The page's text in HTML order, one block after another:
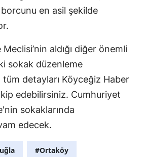
en asil şekilde
aldığı diğer önemli
sokak düzenleme
tüm detayları Köyceğiz Haber
edebilirsiniz. Cumhuriyet
sokaklarında
edecek.
#Ortaköy